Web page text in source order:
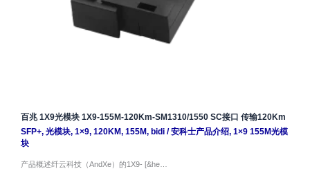
百兆 1X9光模块 1X9-155M-120Km-SM1310/1550 SC接口 传输120Km
SFP+, 光模块, 1×9, 120KM, 155M, bidi/安科士产品介绍, 1×9 155M光模
块
产品概述纤云科技（AndXe）的1X9- [&he…